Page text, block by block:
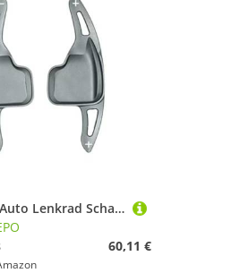
NRAAUEPO Auto Lenkrad Schaltwippen für BMW F22 2er 2014-2018 Auto Lenkrad Schaltwippen Extensions Abdeckung 2 stücke Aluminium Teile
60,11 €